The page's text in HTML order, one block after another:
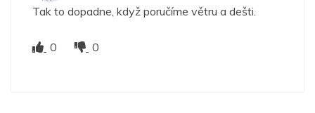
Tak to dopadne, když poručíme větru a dešti.
0 0